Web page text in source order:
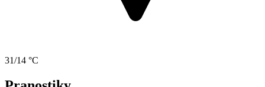
31/14 °C